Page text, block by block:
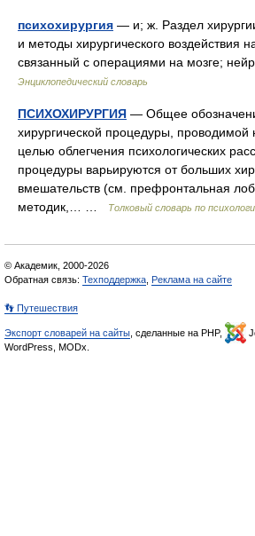
психохирургия — и; ж. Раздел
и методы хирургического воздействия
связанный с операциями на мозге;
Энциклопедический словарь
ПСИХОХИРУРГИЯ — Общее
хирургической процедуры, проводимой
целью облегчения психологических
процедуры варьируются от больших
вмешательств (см. префронтальная
методик,… …
Толковый словарь по
© Академик, 2000-2026
Обратная связь: Техподдержка Реклама на сайте
👣 Путешествия
Экспорт словарей на сайты , сделанные на PHP,
WordPress, MODx.